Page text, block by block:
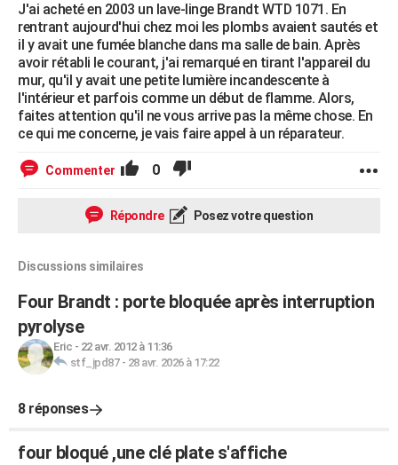
J'ai acheté en 2003 un lave-linge Brandt WTD 1071. En
rentrant aujourd'hui chez moi les plombs avaient sautés et
il y avait une fumée blanche dans ma salle de bain. Après
avoir rétabli le courant, j'ai remarqué en tirant l'appareil du
mur, qu'il y avait une petite lumière incandescente à
l'intérieur et parfois comme un début de flamme. Alors,
faites attention qu'il ne vous arrive pas la même chose. En
ce qui me concerne, je vais faire appel à un réparateur.
Commenter 0
Répondre Posez votre question
Discussions similaires
Four Brandt : porte bloquée après interruption
pyrolyse
Eric - 22 avr. 2012 à 11:36
stf_jpd87- 28 avr. 2026 à 17:22
8 réponses
four bloqué ,une clé plate s'affiche